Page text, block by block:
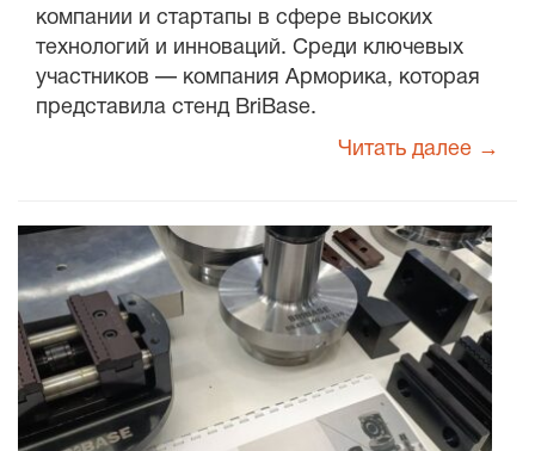
компании и стартапы в сфере высоких
технологий и инноваций. Среди ключевых
участников — компания Арморика, которая
представила стенд BriBase.
Читать далее →